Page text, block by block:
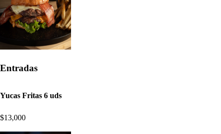
Entradas
Yucas Fritas 6 uds
$13,000